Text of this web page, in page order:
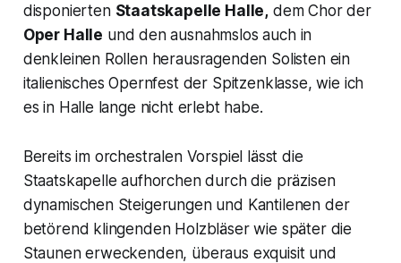
disponierten Staatskapelle Halle, dem Chor der
Oper Halle und den ausnahmslos auch in
denkleinen Rollen herausragenden Solisten ein
italienisches Opernfest der Spitzenklasse, wie ich
es in Halle lange nicht erlebt habe.
Bereits im orchestralen Vorspiel lässt die
Staatskapelle aufhorchen durch die präzisen
dynamischen Steigerungen und Kantilenen der
betörend klingenden Holzbläser wie später die
Staunen erweckenden, überaus exquisit und